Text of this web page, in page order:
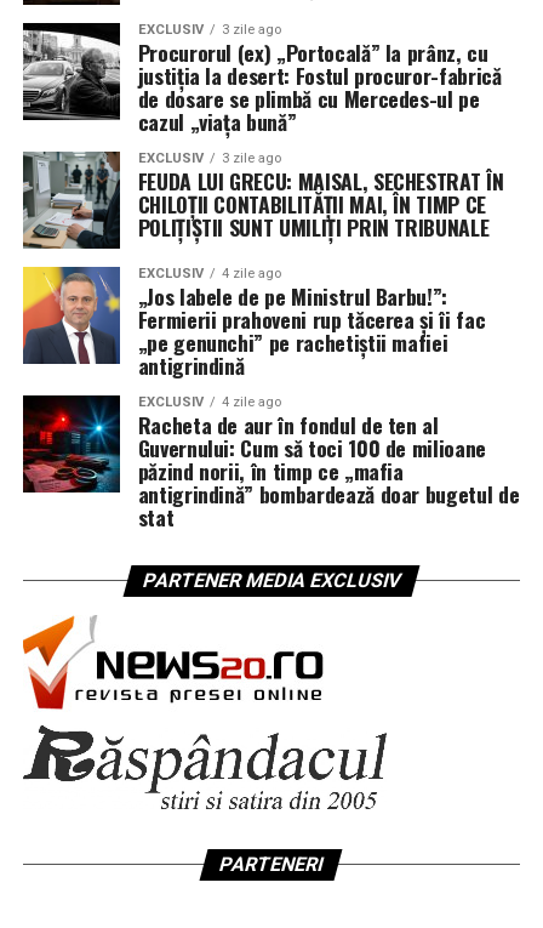
EXCLUSIV 3 zile ago
Procurorul (ex) „Portocală” la prânz, cu
justiția la desert: Fostul procuror-fabrică
de dosare se plimbă cu Mercedes-ul pe
cazul „viața bună”
EXCLUSIV 3 zile ago
FEUDA LUI GRECU: MAISAL, SECHESTRAT ÎN
CHILOȚII CONTABILITĂȚII MAI, ÎN TIMP CE
POLIȚIȘTII SUNT UMILIȚI PRIN TRIBUNALE
EXCLUSIV 4 zile ago
„Jos labele de pe Ministrul Barbu!”:
Fermierii prahoveni rup tăcerea și îi fac
„pe genunchi” pe rachetiștii mafiei
antigrindină
EXCLUSIV 4 zile ago
Racheta de aur în fondul de ten al
Guvernului: Cum să toci 100 de milioane
păzind norii, în timp ce „mafia
antigrindină” bombardează doar bugetul de
stat
PARTENER MEDIA EXCLUSIV
PARTENERI